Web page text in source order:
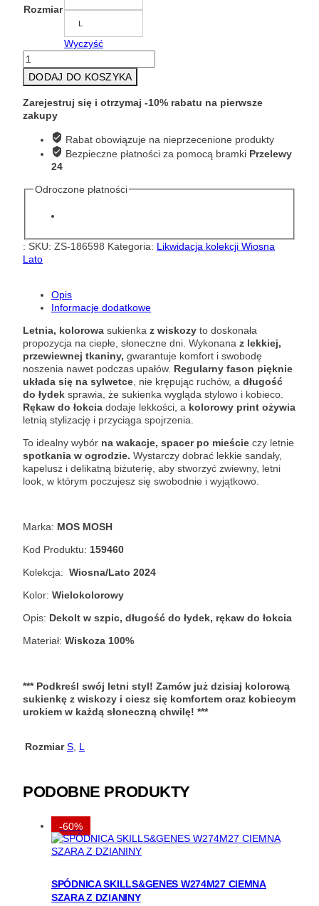
Rozmiar
L
Wyczyść
ilość
KOLOROWA
SUKIENKA
WISKOZY
MOS
159460
DODAJ DO KOSZYKA
Zarejestruj się i otrzymaj -10% rabatu na pierwsze
zakupy
Rabat obowiązuje na nieprzecenione produkty
Bezpieczne płatności za pomocą bramki Przelewy
24
Odroczone płatności
: SKU: ZS-186598 Kategoria: Likwidacja kolekcji Wiosna
Lato
Opis
Informacje dodatkowe
Letnia, kolorowa sukienka z wiskozy to doskonała
propozycja na ciepłe, słoneczne dni. Wykonana z lekkiej,
przewiewnej tkaniny, gwarantuje komfort i swobodę
noszenia nawet podczas upałów. Regularny fason pięknie
układa się na sylwetce , nie krępując ruchów, a długość
do łydek sprawia, że sukienka wygląda stylowo i kobieco.
Rękaw do łokcia dodaje lekkości, a kolorowy print ożywia
letnią stylizację i przyciąga spojrzenia.
To idealny wybór na wakacje, spacer po mieście czy letnie
spotkania w ogrodzie. Wystarczy dobrać lekkie sandały,
kapelusz i delikatną biżuterię, aby stworzyć zwiewny, letni
look, w którym poczujesz się swobodnie i wyjątkowo.
Marka: MOS MOSH
Kod Produktu: 159460
Kolekcja: Wiosna/Lato 2024
Kolor: Wielokolorowy
Opis: Dekolt w szpic, długość do łydek, rękaw do łokcia
Materiał: Wiskoza 100%
*** Podkreśl swój letni styl! Zamów już dzisiaj kolorową
sukienkę z wiskozy i ciesz się komfortem oraz kobiecym
urokiem w każdą słoneczną chwilę! ***
Rozmiar S L
PODOBNE PRODUKTY
-60%
SPÓDNICA SKILLS&GENES W274M27 CIEMNA
SZARA Z DZIANINY